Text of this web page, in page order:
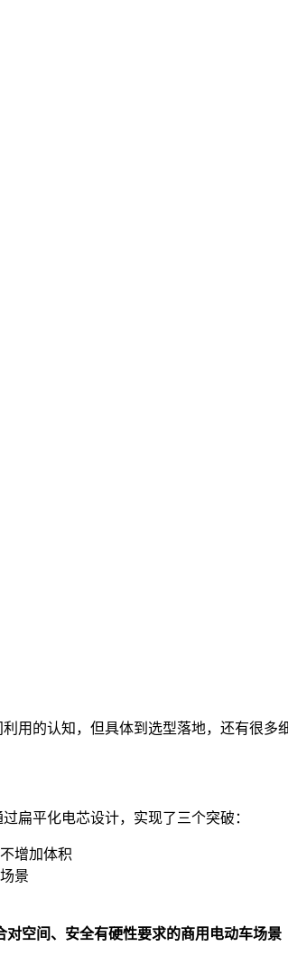
用的认知，但具体到选型落地，还有很多
扁平化电芯设计，实现了三个突破：
增加体积
景
对空间、安全有硬性要求的商用电动车场景